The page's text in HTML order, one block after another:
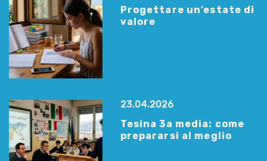
Progettare un’estate di
valore
23.04.2026
Tesina 3a media: come
prepararsi al meglio